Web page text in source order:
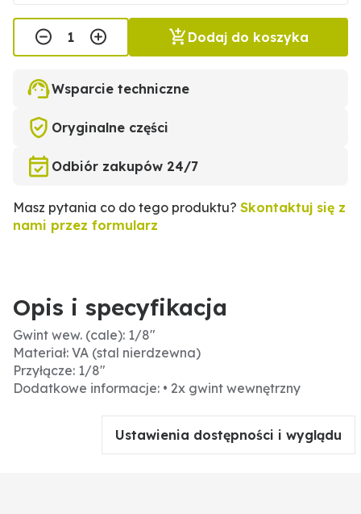
Dodaj do koszyka
Wsparcie techniczne
Oryginalne części
Odbiór zakupów 24/7
Masz pytania co do tego produktu? Skontaktuj się z
nami przez formularz
Opis i specyfikacja
Gwint wew. (cale): 1/8"
Materiał: VA (stal nierdzewna)
Przyłącze: 1/8"
Dodatkowe informacje: • 2x gwint wewnętrzny
Ustawienia dostępności i wyglądu